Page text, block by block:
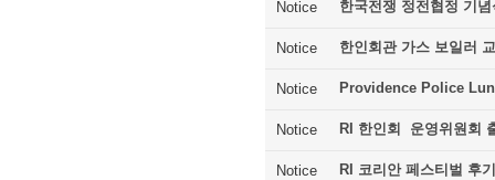
Notice 한국전쟁 정전협정 기념
Notice 한인회관 가스 보일러
Notice Providence Police
Notice RI 한인회 운영위원회
Notice RI 코리안 페스티벌 후기